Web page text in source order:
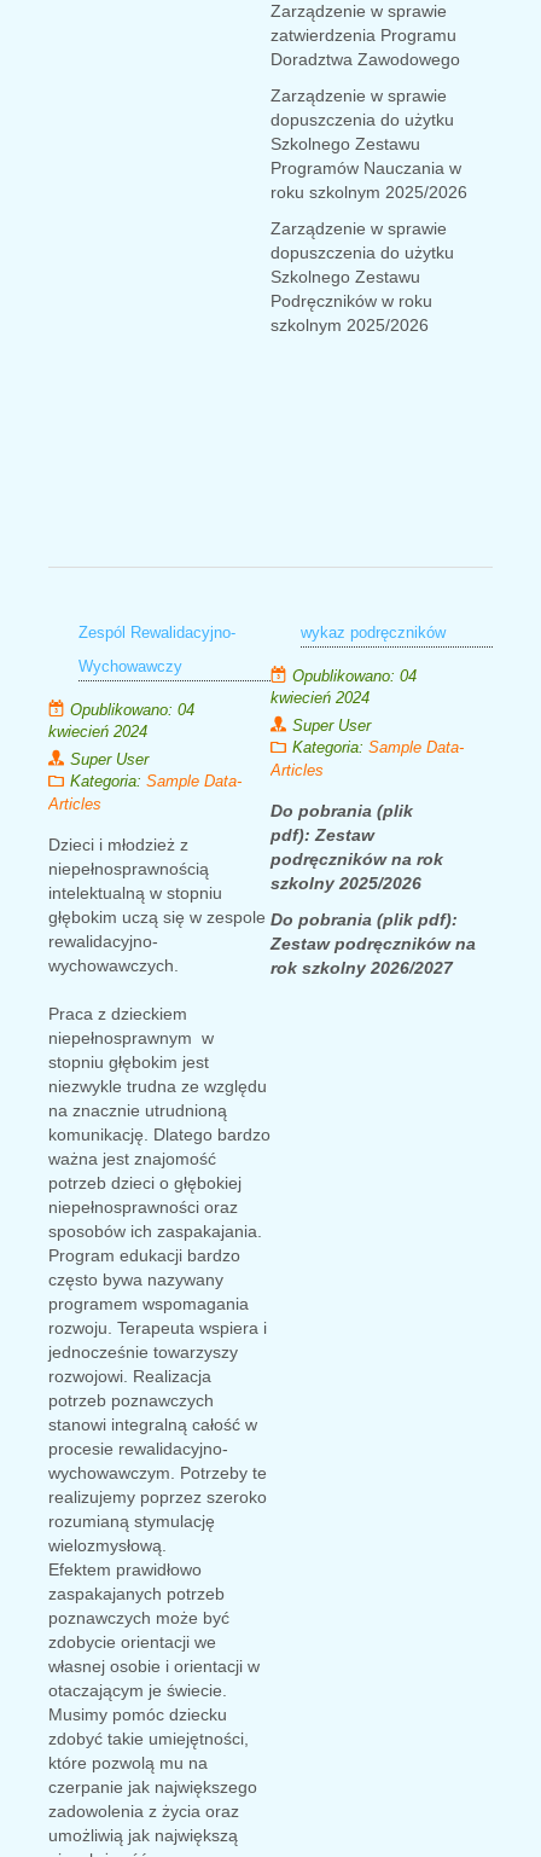
Zarządzenie w sprawie
zatwierdzenia Programu
Doradztwa Zawodowego
Zarządzenie w sprawie
dopuszczenia do użytku
Szkolnego Zestawu
Programów Nauczania w
roku szkolnym 2025/2026
Zarządzenie w sprawie
dopuszczenia do użytku
Szkolnego Zestawu
Podręczników w roku
szkolnym 2025/2026
Zespól Rewalidacyjno-
Wychowawczy
Opublikowano: 04
kwiecień 2024
Super User
Kategoria: Sample Data-
Articles
Dzieci i młodzież z
niepełnosprawnością
intelektualną w stopniu
głębokim uczą się w zespole
rewalidacyjno-
wychowawczych.
Praca z dzieckiem
niepełnosprawnym w
stopniu głębokim jest
niezwykle trudna ze względu
na znacznie utrudnioną
komunikację. Dlatego bardzo
ważna jest znajomość
potrzeb dzieci o głębokiej
niepełnosprawności oraz
sposobów ich zaspakajania.
Program edukacji bardzo
często bywa nazywany
programem wspomagania
rozwoju. Terapeuta wspiera i
jednocześnie towarzyszy
rozwojowi. Realizacja
potrzeb poznawczych
stanowi integralną całość w
procesie rewalidacyjno-
wychowawczym. Potrzeby te
realizujemy poprzez szeroko
rozumianą stymulację
wielozmysłową.
Efektem prawidłowo
zaspakajanych potrzeb
poznawczych może być
zdobycie orientacji we
własnej osobie i orientacji w
otaczającym je świecie.
Musimy pomóc dziecku
zdobyć takie umiejętności,
które pozwolą mu na
czerpanie jak największego
zadowolenia z życia oraz
umożliwią jak największą
wykaz podręczników
Opublikowano: 04
kwiecień 2024
Super User
Kategoria: Sample Data-
Articles
Do pobrania (plik
pdf):Zestaw
podręczników na rok
szkolny 2025/2026
Do pobrania (plik pdf):
Zestaw podręczników na
rok szkolny 2026/2027